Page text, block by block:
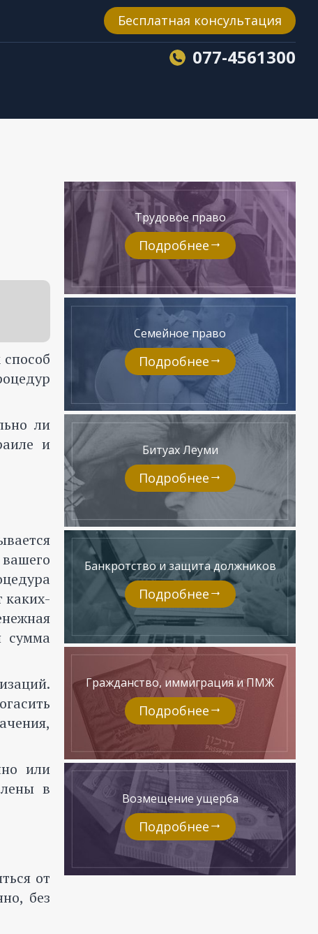
Бесплатная консультация
077-4561300
ли
и
каких-
сумма
или
в
от
без
Трудовое право
Подробнее
Семейное право
Подробнее
Битуах Леуми
Подробнее
Банкротство и защита должников
Подробнее
Гражданство, иммиграция и ПМЖ
Подробнее
Возмещение ущерба
Подробнее